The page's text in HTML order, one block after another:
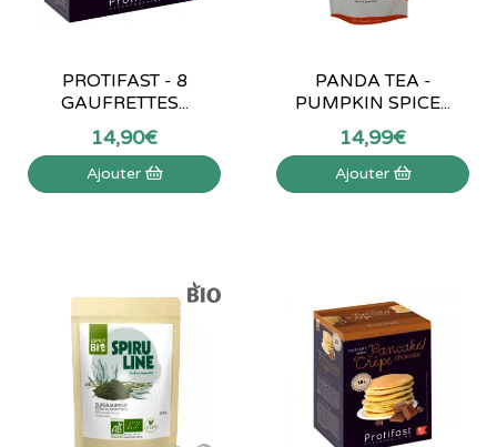
PROTIFAST - 8
GAUFRETTES...
14,90€
Ajouter
PANDA TEA -
PUMPKIN SPICE...
14,99€
Ajouter